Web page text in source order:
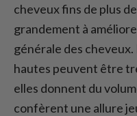
cheveux fins de plus
grandement à
générale des
hautes peuvent être
elles donnent du
confèrent une allure